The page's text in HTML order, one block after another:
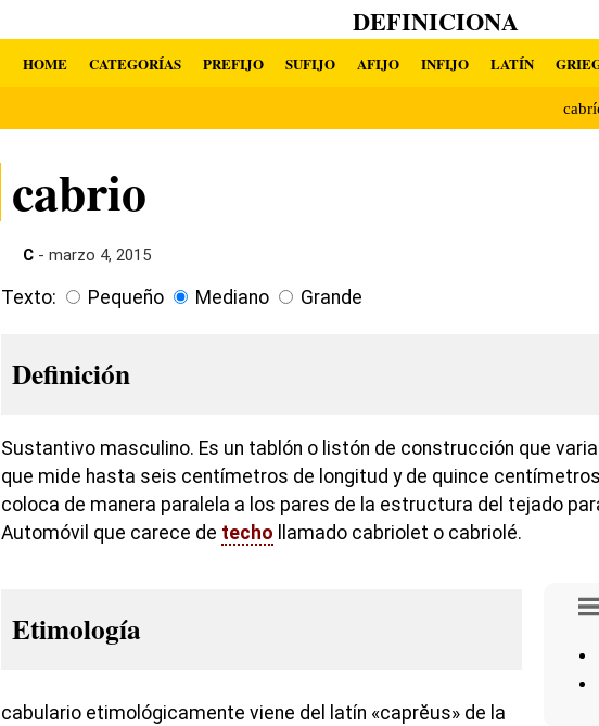
DEFINICIONA
HOME CATEGORÍAS PREFIJO SUFIJO AFIJO INFIJO LATÍN
cabrio
C - marzo 4, 2015
Texto: Pequeño Mediano Grande
Definición
Sustantivo masculino. Es un tablón o listón de construcción que
que mide hasta seis centímetros de longitud y de quince
coloca de manera paralela a los pares de la estructura del tejado
Automóvil que carece de techo llamado cabriolet o cabriolé.
Etimología
cabulario etimológicamente viene del latín «caprĕus» de la